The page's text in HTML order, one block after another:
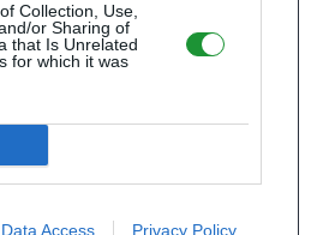
Collection, Use,
or Sharing of
that Is Unrelated
for which it was
Data Access Privacy Policy